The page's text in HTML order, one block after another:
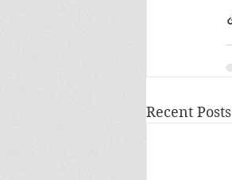
Recent Posts